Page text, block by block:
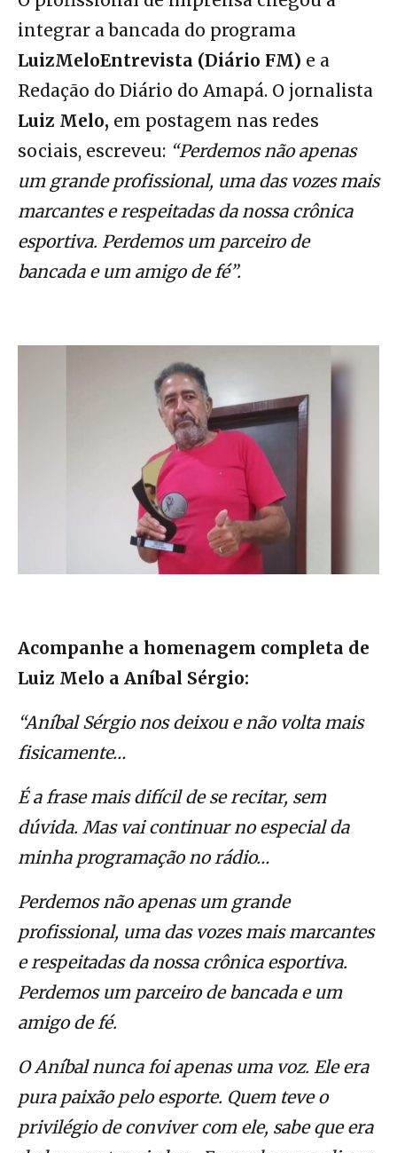
integrar a bancada do programa
LuizMeloEntrevista (Diário FM) e a
Redação do Diário do Amapá. O jornalista
Luiz Melo, em postagem nas redes
sociais, escreveu: “Perdemos não apenas
um grande profissional, uma das vozes mais
marcantes e respeitadas da nossa crônica
esportiva. Perdemos um parceiro de
bancada e um amigo de fé”.
Acompanhe a homenagem completa de
Luiz Melo a Aníbal Sérgio:
“Aníbal Sérgio nos deixou e não volta mais
fisicamente…
É a frase mais difícil de se recitar, sem
dúvida. Mas vai continuar no especial da
minha programação no rádio…
Perdemos não apenas um grande
profissional, uma das vozes mais marcantes
e respeitadas da nossa crônica esportiva.
Perdemos um parceiro de bancada e um
amigo de fé.
O Aníbal nunca foi apenas uma voz. Ele era
pura paixão pelo esporte. Quem teve o
privilégio de conviver com ele, sabe que era